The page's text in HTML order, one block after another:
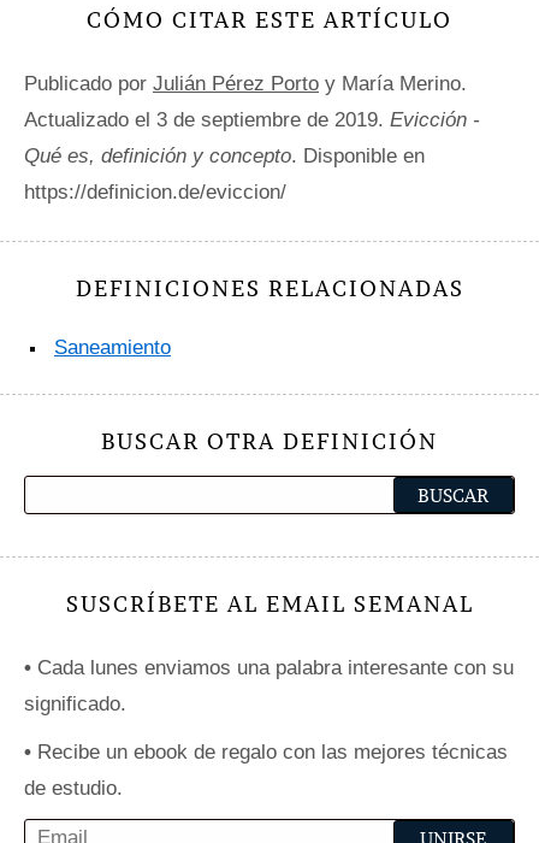
CÓMO CITAR ESTE ARTÍCULO
Publicado por Julián Pérez Porto y María Merino.
Actualizado el 3 de septiembre de 2019. Evicción -
Qué es, definición y concepto. Disponible en
https://definicion.de/eviccion/
DEFINICIONES RELACIONADAS
Saneamiento
BUSCAR OTRA DEFINICIÓN
SUSCRÍBETE AL EMAIL SEMANAL
• Cada lunes enviamos una palabra interesante con su
significado.
• Recibe un ebook de regalo con las mejores técnicas
de estudio.